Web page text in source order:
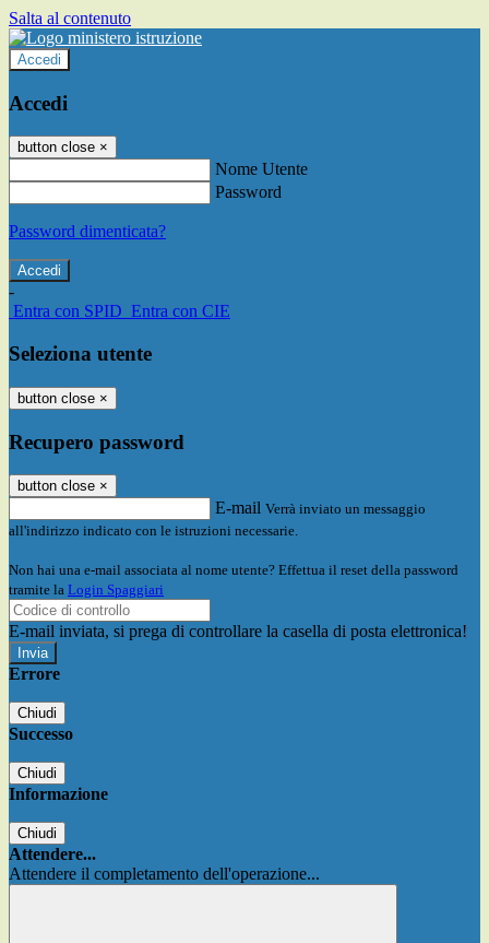
Salta al contenuto
Accedi
Accedi
button close ×
Nome Utente
Password
Password dimenticata?
-
Entra con SPID Entra con CIE
Seleziona utente
button close ×
Recupero password
button close ×
E-mail Verrà inviato un messaggio
all'indirizzo indicato con le istruzioni necessarie.
Non hai una e-mail associata al nome utente? Effettua il reset della password
tramite la Login Spaggiari
E-mail inviata, si prega di controllare la casella di posta elettronica!
Errore
Chiudi
Successo
Chiudi
Informazione
Chiudi
Attendere...
Attendere il completamento dell'operazione...